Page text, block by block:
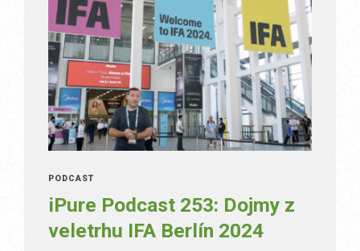
PODCAST
iPure Podcast 253: Dojmy z
veletrhu IFA Berlín 2024